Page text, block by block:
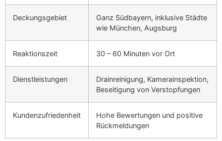
Deckungsgebiet
Ganz Südbayern, inklusive Städte
wie München, Augsburg
Reaktionszeit 30 – 60 Minuten vor Ort
Dienstleistungen
Drainreinigung, Kamerainspektion,
Beseitigung von Verstopfungen
Kundenzufriedenheit
Hohe Bewertungen und positive
Rückmeldungen